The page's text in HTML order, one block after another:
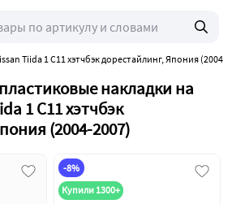
Tiida 1 C11 хэтчбэк дорестайлинг, Япония (2004-
накладки на
1 C11 хэтчбэк
(2004-2007)
-8%
Купили 1300+